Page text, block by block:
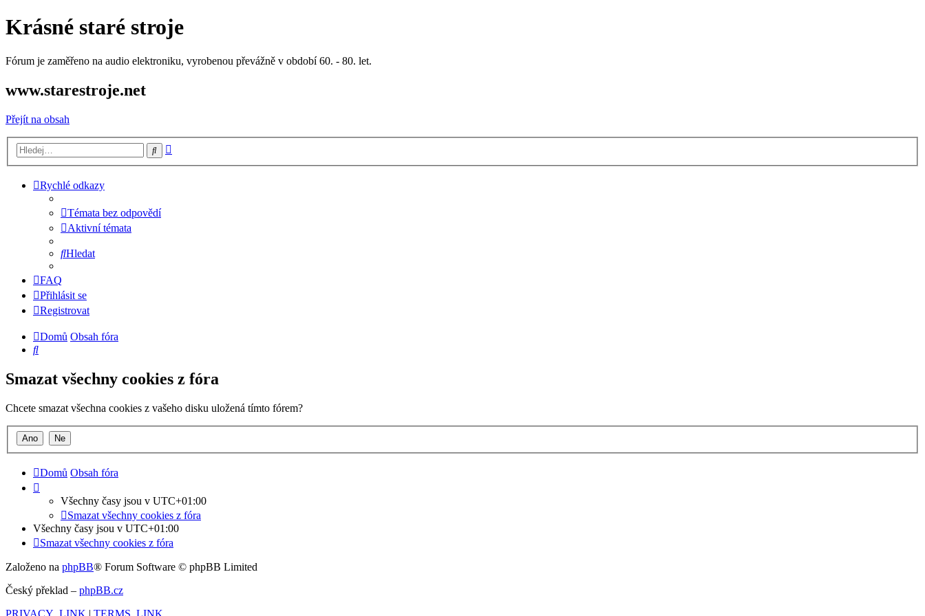
Krásné staré stroje
Fórum je zaměřeno na audio elektroniku, vyrobenou převážně v období 60. - 80. let.
www.starestroje.net
Přejít na obsah
Hledat
Rychlé odkazy
Témata bez odpovědí
Aktivní témata
Hledat
FAQ
Přihlásit se
Registrovat
Domů Obsah fóra
Hledat
Smazat všechny cookies z fóra
Chcete smazat všechna cookies z vašeho disku uložená tímto fórem?
Domů Obsah fóra
Všechny časy jsou v UTC+01:00
Smazat všechny cookies z fóra
Všechny časy jsou v UTC+01:00
Smazat všechny cookies z fóra
Založeno na phpBB® Forum Software © phpBB Limited
Český překlad – phpBB.cz
PRIVACY_LINK | TERMS_LINK